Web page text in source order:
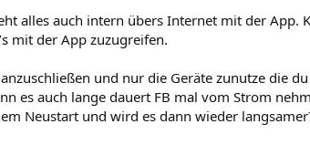
alles auch intern übers Internet mit der App.
mit der App zuzugreifen.
und nur die Geräte zunutze die
es auch lange dauert FB mal vom Strom
Neustart und wird es dann wieder